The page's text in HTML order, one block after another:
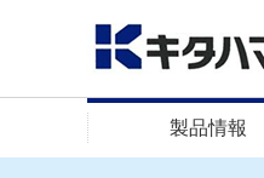
製品情報